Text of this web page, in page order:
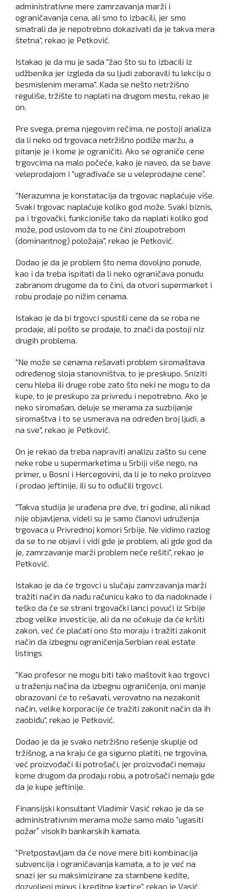
administrativne mere zamrzavanja marži i
ograničavanja cena, ali smo to izbacili, jer smo
smatrali da je nepotrebno dokazivati da je takva mera
štetna", rekao je Petković.
Istakao je da mu je sada "žao što su to izbacili iz
udžbenika jer izgleda da su ljudi zaboravili tu lekciju o
besmislenim merama". Kada se nešto netržišno
reguliše, tržište to naplati na drugom mestu, rekao je
on.
Pre svega, prema njegovim rečima, ne postoji analiza
da li neko od trgovaca netržišno podiže maržu, a
pitanje je i kome je ograničiti. Ako se ograniče cene
trgovcima na malo počeće, kako je naveo, da se bave
veleprodajom i “ugrađivaće se u veleprodajne cene”.
"Nerazumna je konstatacija da trgovac naplaćuje više.
Svaki trgovac naplaćuje koliko god može. Svaki biznis,
pa i trgovački, funkcioniše tako da naplati koliko god
može, pod uslovom da to ne čini zloupotrebom
(dominantnog) položaja", rekao je Petković.
Dodao je da je problem što nema dovoljno ponude,
kao i da treba ispitati da li neko ograničava ponudu
zabranom drugome da to čini, da otvori supermarket i
robu prodaje po nižim cenama.
Istakao je da bi trgovci spustili cene da se roba ne
prodaje, ali pošto se prodaje, to znači da postoji niz
drugih problema.
"Ne može se cenama rešavati problem siromaštava
određenog sloja stanovništva, to je preskupo. Sniziti
cenu hleba ili druge robe zato što neki ne mogu to da
kupe, to je preskupo za privredu i nepotrebno. Ako je
neko siromašan, deluje se merama za suzbijanje
siromaštva i to se usmerava na određen broj ljudi, a
na sve", rekao je Petković.
On je rekao da treba napraviti analizu zašto su cene
neke robe u supermarketima u Srbiji više nego, na
primer, u Bosni i Hercegovini, da li je to neko proizveo
i prodao jeftinije, ili su to odlučili trgovci.
"Takva studija je urađena pre dve, tri godine, ali nikad
nije objavljena, videli su je samo članovi udruženja
trgovaca u Privrednoj komori Srbije. Ne vidimo razlog
da se to ne objavi i vidi gde je problem, ali gde god da
je, zamrzavanje marži problem neće rešiti", rekao je
Petković.
Istakao je da će trgovci u slučaju zamrzavanja marži
tražiti način da nađu računicu kako to da nadoknade i
teško da će se strani trgovački lanci povući iz Srbije
zbog velike investicije, ali da ne očekuje da će kršiti
zakon, već će plaćati ono što moraju i tražiti zakonit
način da izbegnu ograničenja.Serbian real estate
listings
"Kao profesor ne mogu biti tako maštovit kao trgovci
u traženju načina da izbegnu ograničenja, oni manje
obrazovani će to rešavati, verovatno na nezakonit
način, velike korporacije će tražiti zakonit način da ih
zaobiđu", rekao je Petković.
Dodao je da je svako netržišno rešenje skuplje od
tržišnog, a na kraju će ga sigurno platiti, ne trgovina,
već proizvođači ili potrošači, jer proizvođači nemaju
kome drugom da prodaju robu, a potrošači nemaju gde
da je kupe jeftinije.
Finansijski konsultant Vladimir Vasić rekao je da se
administrativnim merama može samo malo “ugasiti
požar” visokih bankarskih kamata.
"Pretpostavljam da će nove mere biti kombinacija
subvencija i ograničavanja kamata, a to je već na
snazi jer su maksimizirane za stambene kedite,
dozvoljeni minus i kreditne kartice", rekao je Vasić.